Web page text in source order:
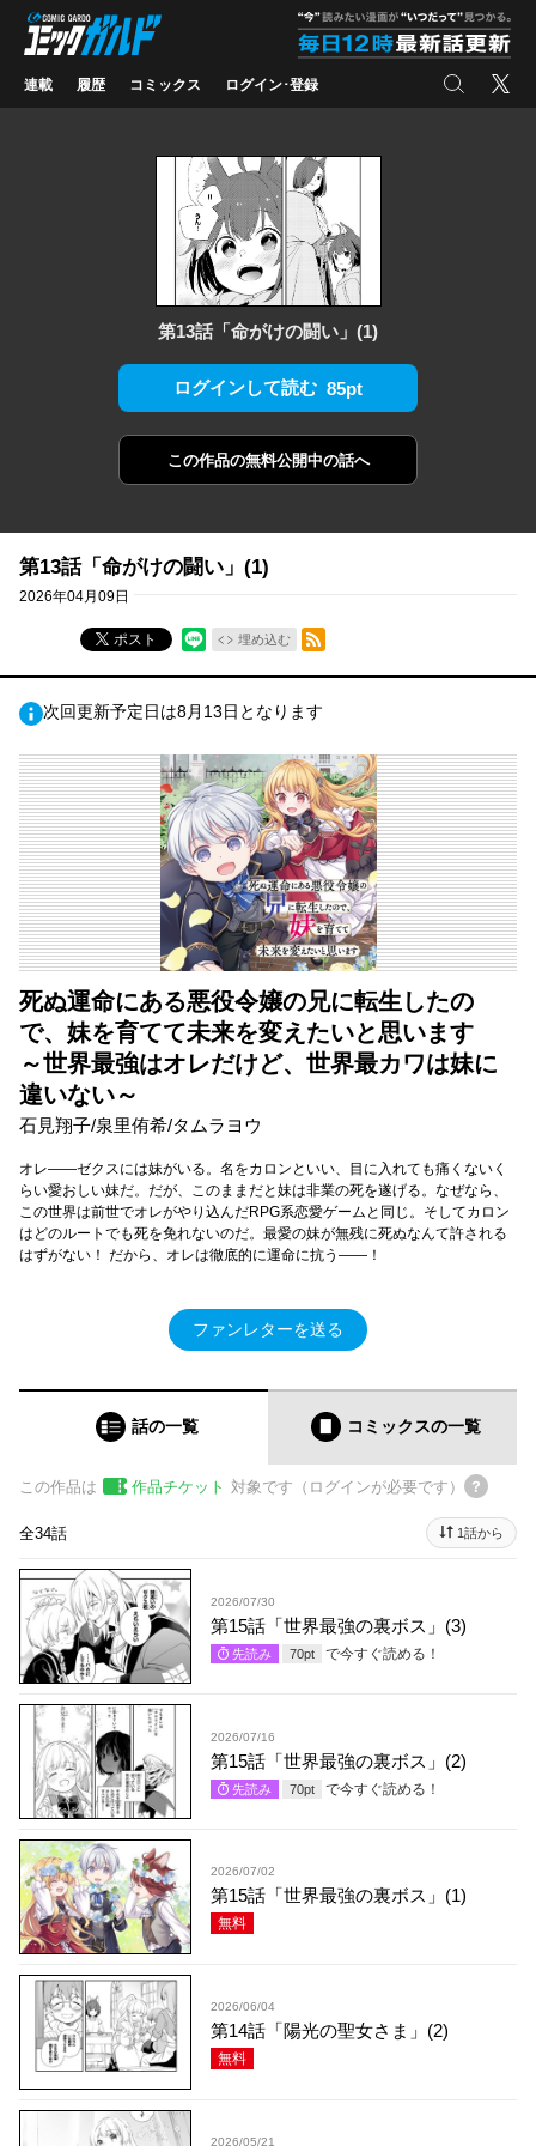
コミックガルド
連載 履歴 コミックス ログイン･登録 検索 X
第13話「命がけの闘い」(1)
ログインして読む 85pt
この作品の無料公開中の話へ
第13話「命がけの闘い」(1)
2026年04月09日
ポスト 埋め込む
RSSフィード
次回更新予定日は8月13日となります
死ぬ運命にある悪役令嬢の兄に転生したの
で、妹を育てて未来を変えたいと思います
～世界最強はオレだけど、世界最カワは妹に
違いない～
石見翔子/泉里侑希/タムラヨウ
オレ――ゼクスには妹がいる。名をカロンといい、目に入れても痛くないく
らい愛おしい妹だ。だが、このままだと妹は非業の死を遂げる。なぜなら、
この世界は前世でオレがやり込んだRPG系恋愛ゲームと同じ。そしてカロン
はどのルートでも死を免れないのだ。最愛の妹が無残に死ぬなんて許される
はずがない！ だから、オレは徹底的に運命に抗う――！
ファンレターを送る
話の一覧 コミックスの一覧
この作品は 作品チケット 対象です（ログインが必要です）
全34話 1話から
2026/07/30
第15話「世界最強の裏ボス」(3)
先読み 70pt で今すぐ読める！
2026/07/16
第15話「世界最強の裏ボス」(2)
先読み 70pt で今すぐ読める！
2026/07/02
第15話「世界最強の裏ボス」(1)
無料
2026/06/04
第14話「陽光の聖女さま」(2)
無料
2026/05/21